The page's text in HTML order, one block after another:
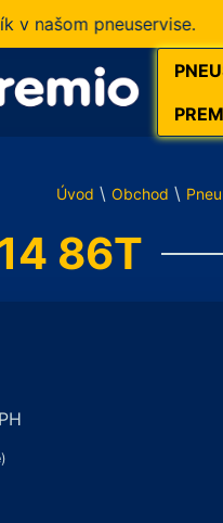
pneuservise.
Úvod \ Obchod \
86T